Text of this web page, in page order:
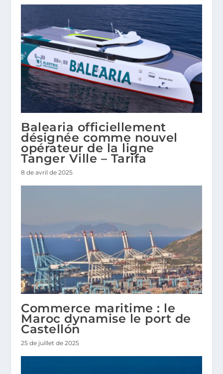
Balearia officiellement
désignée comme nouvel
opérateur de la ligne
Tanger Ville – Tarifa
8 de avril de 2025
Commerce maritime : le
Maroc dynamise le port de
Castellón
25 de juillet de 2025